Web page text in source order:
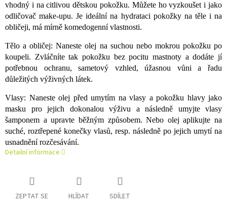
vhodný i na citlivou dětskou pokožku. Můžete ho vyzkoušet i jako
odličovač make-upu. Je ideální na hydrataci pokožky na těle i na
obličeji, má mírně komedogenní vlastnosti.
Tělo a obličej: Naneste olej na suchou nebo mokrou pokožku po
koupeli. Zvláčníte tak pokožku bez pocitu mastnoty a dodáte jí
potřebnou ochranu, sametový vzhled, úžasnou vůni a řadu
důležitých výživných látek.
Vlasy: Naneste olej před umytím na vlasy a pokožku hlavy jako
masku pro jejich dokonalou výživu a následně umyjte vlasy
šamponem a upravte běžným způsobem. Nebo olej aplikujte na
suché, roztřepené konečky vlasů, resp. následně po jejich umytí na
usnadnění rozčesávání.
Detailní informace
ZEPTAT SE HLÍDAT SDÍLET